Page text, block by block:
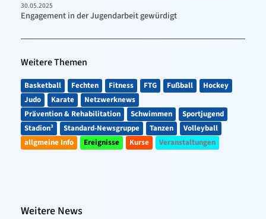
30.05.2025
Engagement in der Jugendarbeit gewürdigt
Weitere Themen
Basketball Fechten Fitness FTG Fußball
Hockey
Judo
Karate
Netzwerknews
Prävention & Rehabilitation
Schwimmen
Sportjugend
Stadion³
Standard-Newsgruppe Tanzen
Volleyball
allgmeine Info
Ereignisse Kurse Veranstaltungen
Weitere News